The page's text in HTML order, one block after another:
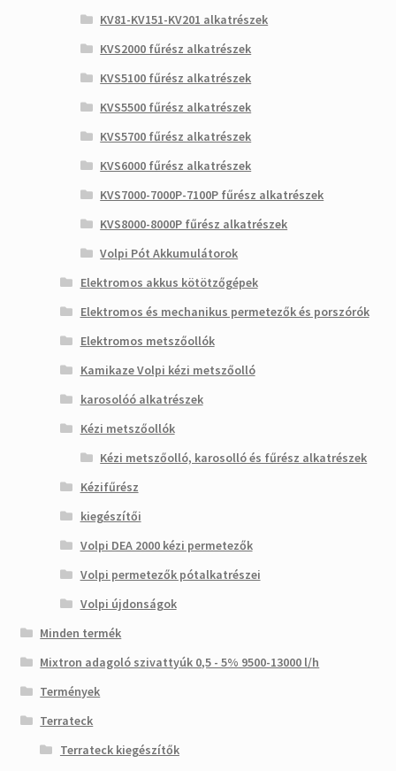
KV81-KV151-KV201 alkatrészek
KVS2000 fűrész alkatrészek
KVS5100 fűrész alkatrészek
KVS5500 fűrész alkatrészek
KVS5700 fűrész alkatrészek
KVS6000 fűrész alkatrészek
KVS7000-7000P-7100P fűrész alkatrészek
KVS8000-8000P fűrész alkatrészek
Volpi Pót Akkumulátorok
Elektromos akkus kötötzőgépek
Elektromos és mechanikus permetezők és porszórók
Elektromos metszőollók
Kamikaze Volpi kézi metszőolló
karosolóó alkatrészek
Kézi metszőollók
Kézi metszőolló, karosolló és fűrész alkatrészek
Kézifűrész
kiegészítői
Volpi DEA 2000 kézi permetezők
Volpi permetezők pótalkatrészei
Volpi újdonságok
Minden termék
Mixtron adagoló szivattyúk 0,5 - 5% 9500-13000 l/h
Termények
Terrateck
Terrateck kiegészítők